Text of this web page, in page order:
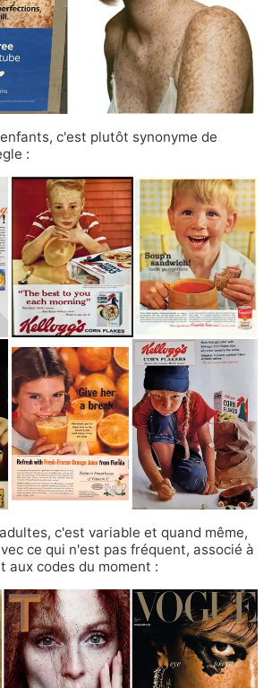
c'est plutôt synonyme de
:
c'est variable et quand même,
ce qui n'est pas fréquent, associé à
aux codes du moment :